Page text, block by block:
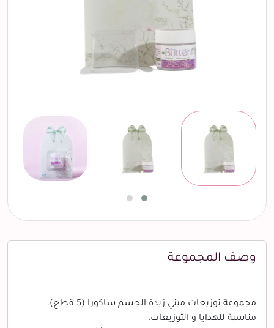
وصف المجموعة
مجموعة توزيعات ميني زبدة الجسم ساكورا (5 قطع)،
مناسبة للهدايا و التوزيعات.